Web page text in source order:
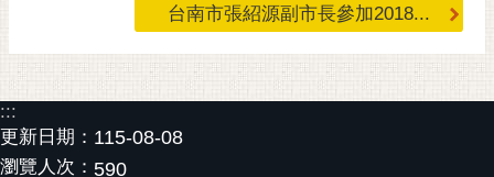
台南市張紹源副市長參加2018...
:::
更新日期： 115-08-08
瀏覽人次： 590